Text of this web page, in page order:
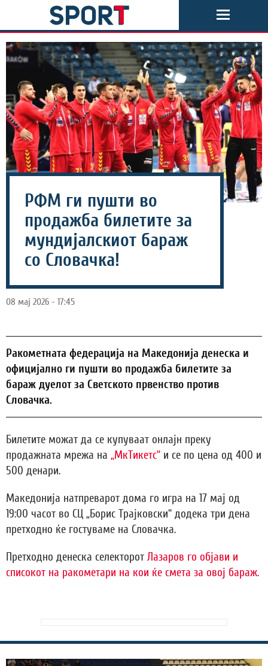
РФМ ги пушти во
продажба билетите за
мундијалскиот бараж
со Словачка!
08 мај 2026 - 17:45
Ракометната федерација на Македонија денеска и
официјално ги пушти во продажба билетите за
бараж дуелот за Светското првенство против
Словачка.
Билетите можат да се купуваат онлајн преку
продажната мрежа на „МкТикетс“ и се по цена од 400 и
500 денари.
Македонија натпреварот дома го игра на 17 мај од
19:00 часот во СЦ „Борис Трајковски“ додека три дена
претходно ќе гостуваме на Словачка.
Претходно денеска селекторот Лазаров го објави и
списокот на ракометари на кои ќе смета за овој бараж.